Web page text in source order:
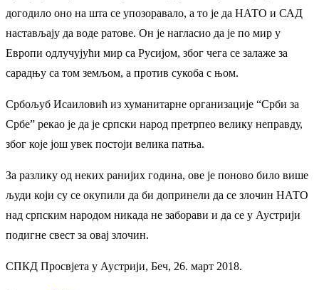
догодило оно на шта се упозоравало, а то је да НАТО и САД
настављају да воде ратове. Он је нагласио да је по мир у
Европи одлучујући мир са Русијом, због чега се залаже за
сарадњу са том земљом, а против сукоба с њом.
Србољуб Исаиловић из хуманитарне организације “Срби за
Србе” рекао је да је српски народ претрпео велику неправду,
због које још увек постоји велика патња.
За разлику од неких ранијих година, ове је поново било више
људи који су се окупили да би допринели да се злочин НАТО
над српским народом никада не заборави и да се у Аустрији
подигне свест за овај злочин.
СПКД Просвјета у Аустрији, Беч, 26. март 2018.